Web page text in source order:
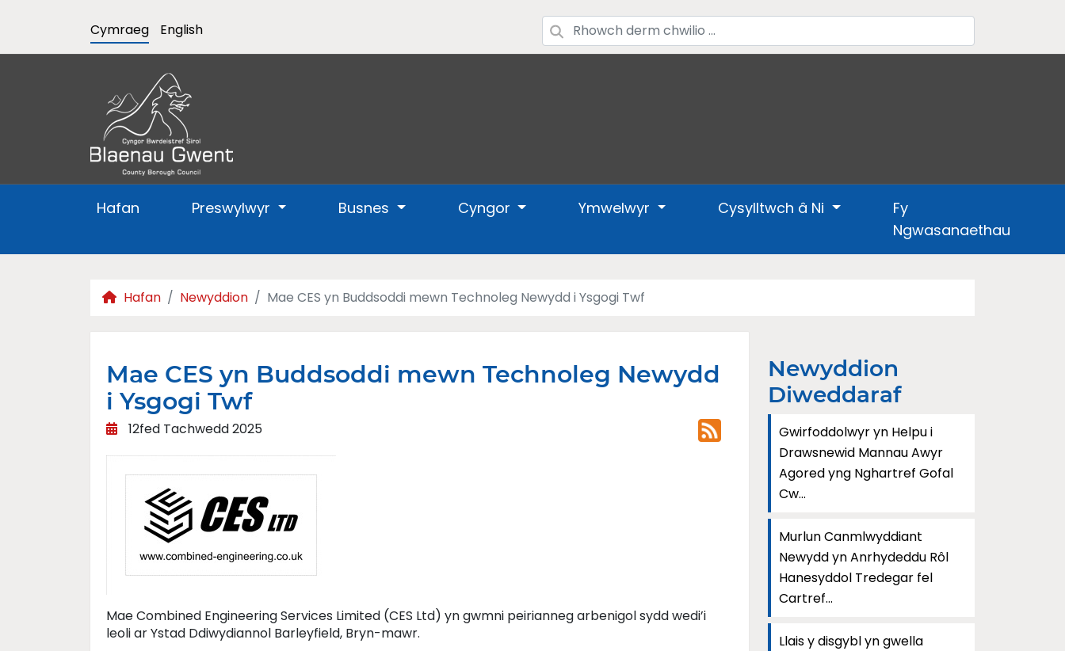
Cymraeg English
Hafan Preswylwyr Busnes Cyngor Ymwelwyr Cysylltwch â Ni
Fy
Ngwasanaethau
Hafan Newyddion Mae CES yn Buddsoddi mewn Technoleg Newydd i Ysgogi Twf
Mae CES yn Buddsoddi mewn Technoleg Newydd
i Ysgogi Twf
12fed Tachwedd 2025
Mae Combined Engineering Services Limited (CES Ltd) yn gwmni peirianneg arbenigol sydd wedi’i
leoli ar Ystad Ddiwydiannol Barleyfield, Bryn-mawr.
Newyddion
Diweddaraf
Gwirfoddolwyr yn Helpu i
Drawsnewid Mannau Awyr
Agored yng Nghartref Gofal
Cw...
Murlun Canmlwyddiant
Newydd yn Anrhydeddu Rôl
Hanesyddol Tredegar fel
Cartref...
Llais y disgybl yn gwella